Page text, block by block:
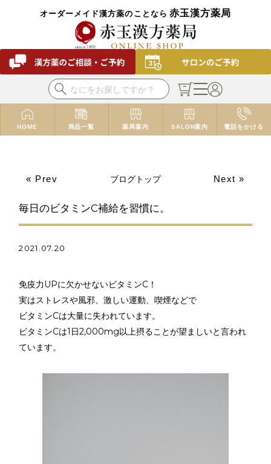
オーダーメイド漢方薬のことなら 赤玉漢方薬局
HOME 商品一覧 薬局案内 SALON案内 電話をかける
« Prev ブログトップ Next »
毎日のビタミンC補給を習慣に。
2021.07.20
免疫力UPに欠かせないビタミンC！
実はストレスや風邪、激しい運動、喫煙などで
ビタミンCは大量に失われています。
ビタミンCは1日2,000mg以上摂ることが望ましいと言われ
ています。